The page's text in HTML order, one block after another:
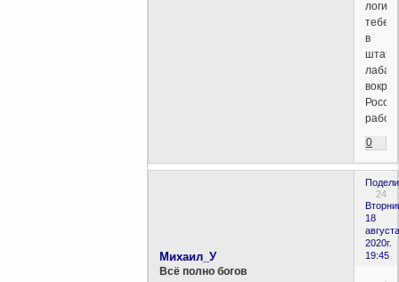
тебе
в
лабах
вокруг
0
24
18
2020г.
19:45
Михаил_У
Всё полно богов